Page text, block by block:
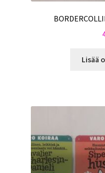
Lisää